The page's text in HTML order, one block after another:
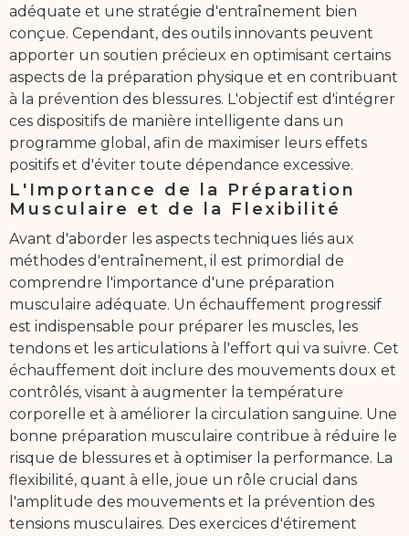
adéquate et une stratégie d'entraînement bien
conçue. Cependant, des outils innovants peuvent
apporter un soutien précieux en optimisant certains
aspects de la préparation physique et en contribuant
à la prévention des blessures. L'objectif est d'intégrer
ces dispositifs de manière intelligente dans un
programme global, afin de maximiser leurs effets
positifs et d'éviter toute dépendance excessive.
L'Importance de la Préparation
Musculaire et de la Flexibilité
Avant d'aborder les aspects techniques liés aux
méthodes d'entraînement, il est primordial de
comprendre l'importance d'une préparation
musculaire adéquate. Un échauffement progressif
est indispensable pour préparer les muscles, les
tendons et les articulations à l'effort qui va suivre. Cet
échauffement doit inclure des mouvements doux et
contrôlés, visant à augmenter la température
corporelle et à améliorer la circulation sanguine. Une
bonne préparation musculaire contribue à réduire le
risque de blessures et à optimiser la performance. La
flexibilité, quant à elle, joue un rôle crucial dans
l'amplitude des mouvements et la prévention des
tensions musculaires. Des exercices d'étirement